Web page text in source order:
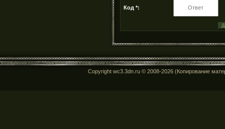
Код *:
Copyright wc3.3dn.ru © 2008-2026 (Копирование